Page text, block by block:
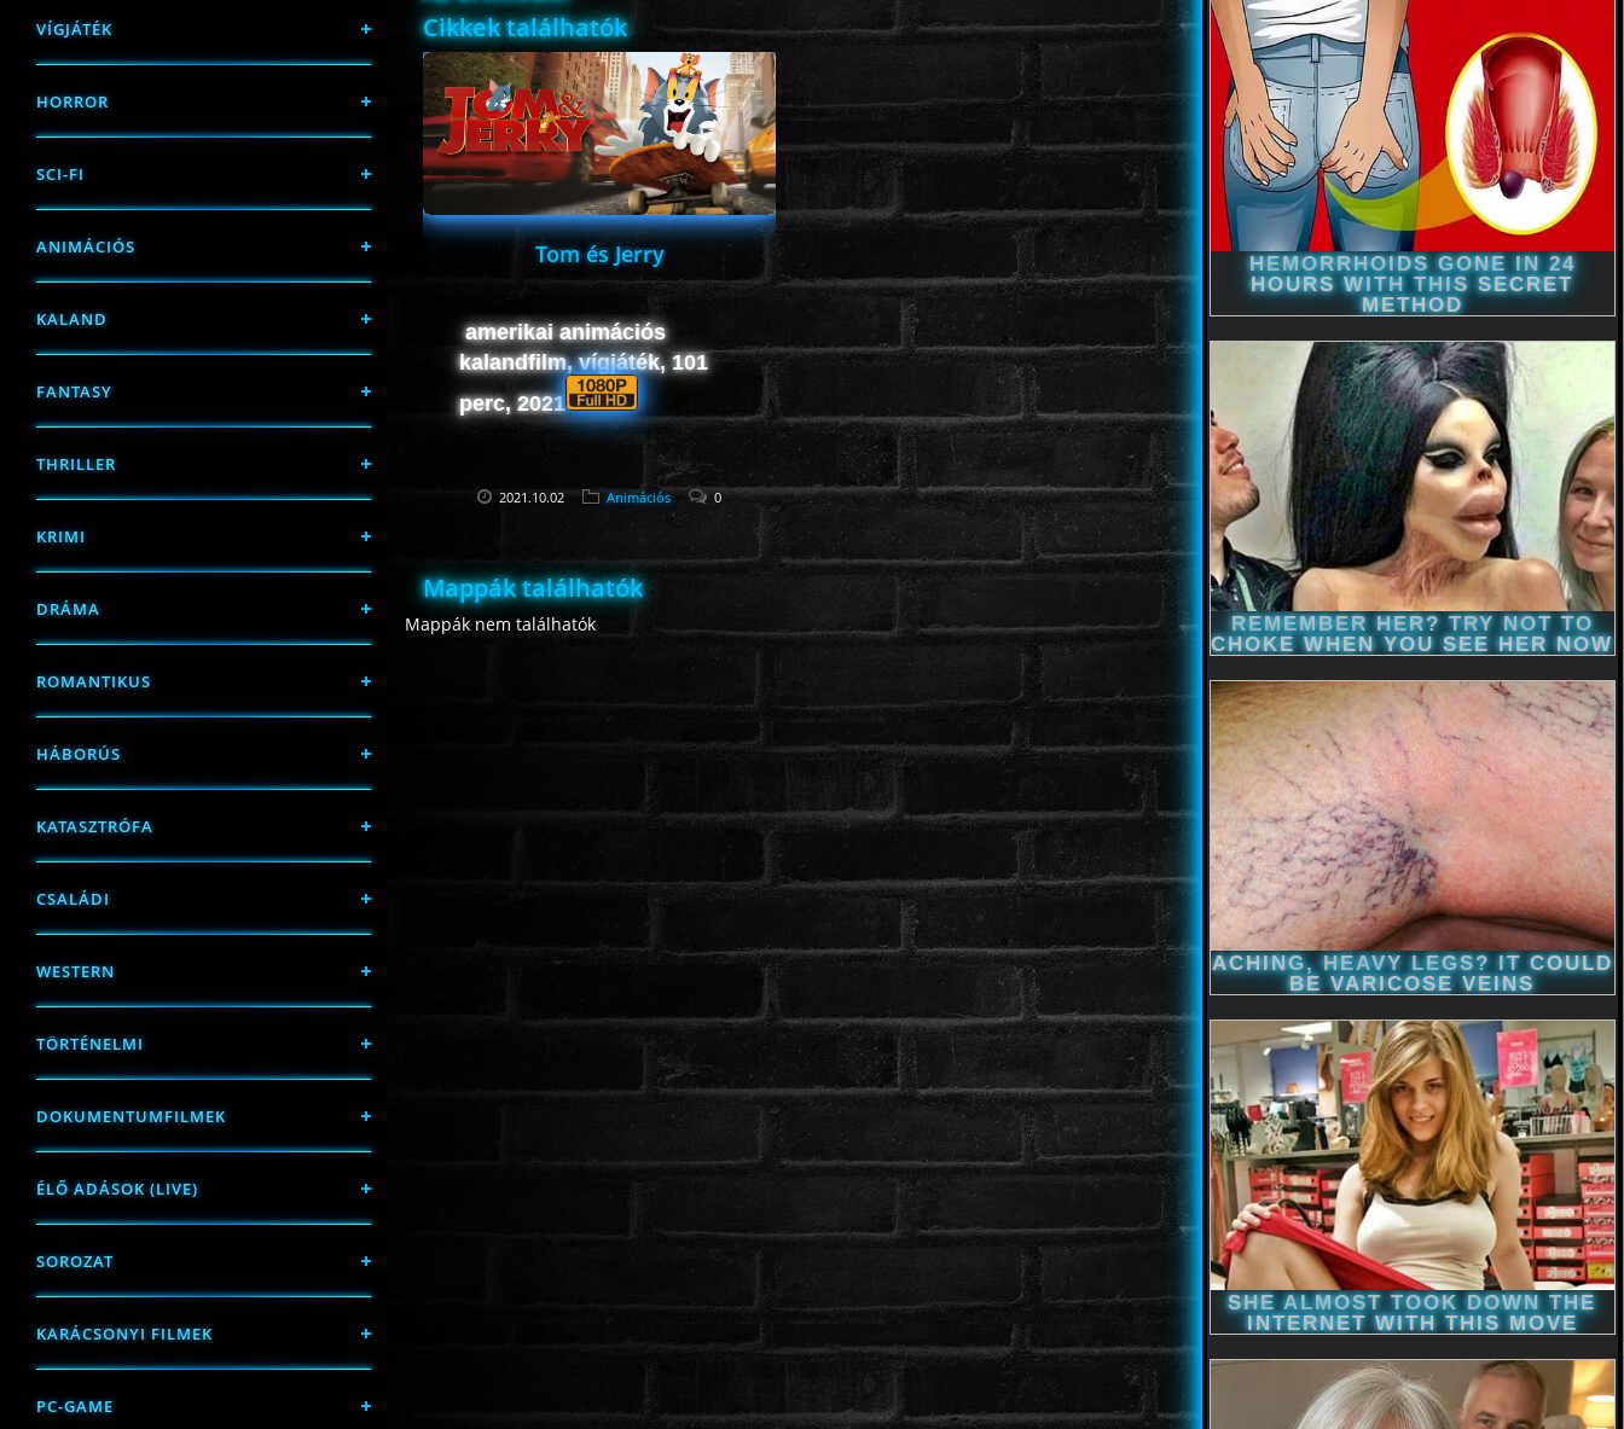
VÍGJÁTÉK
HORROR
SCI-FI
ANIMÁCIÓS
KALAND
FANTASY
THRILLER
KRIMI
DRÁMA
ROMANTIKUS
HÁBORÚS
KATASZTRÓFA
CSALÁDI
WESTERN
TÖRTÉNELMI
DOKUMENTUMFILMEK
ÉLŐ ADÁSOK (LIVE)
SOROZAT
KARÁCSONYI FILMEK
PC-GAME
Cikkek találhatók
Tom és Jerry
amerikai animációs
kalandfilm, vígjáték, 101
perc, 2021
2021.10.02 Animációs 0
Mappák találhatók
Mappák nem találhatók